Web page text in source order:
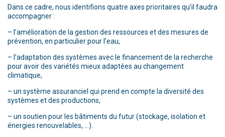
Dans ce cadre, nous identifions quatre axes prioritaires qu’il faudra
accompagner :
– l’amélioration de la gestion des ressources et des mesures de
prévention, en particulier pour l’eau,
– l’adaptation des systèmes avec le financement de la recherche
pour avoir des variétés mieux adaptées au changement
climatique,
– un système assuranciel qui prend en compte la diversité des
systèmes et des productions,
– un soutien pour les bâtiments du futur (stockage, isolation et
énergies renouvelables, …).